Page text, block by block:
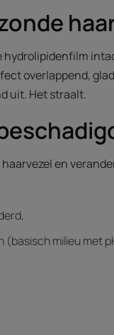
hydrolipidenfilm
overlappend,
uit. Het straalt.
en
milieu met